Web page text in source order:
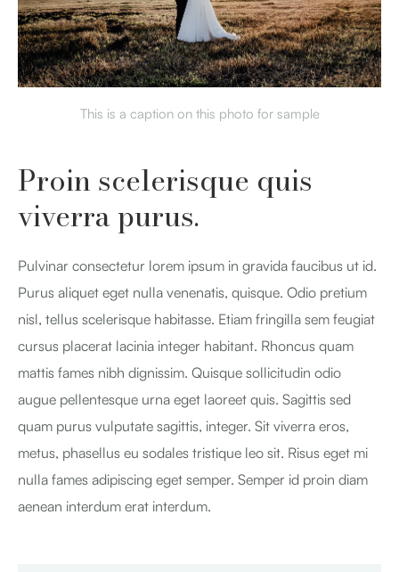
This is a caption on this photo for sample
Proin scelerisque quis
viverra purus.
Pulvinar consectetur lorem ipsum in gravida faucibus ut id.
Purus aliquet eget nulla venenatis, quisque. Odio pretium
nisl, tellus scelerisque habitasse. Etiam fringilla sem feugiat
cursus placerat lacinia integer habitant. Rhoncus quam
mattis fames nibh dignissim. Quisque sollicitudin odio
augue pellentesque urna eget laoreet quis. Sagittis sed
quam purus vulputate sagittis, integer. Sit viverra eros,
metus, phasellus eu sodales tristique leo sit. Risus eget mi
nulla fames adipiscing eget semper. Semper id proin diam
aenean interdum erat interdum.